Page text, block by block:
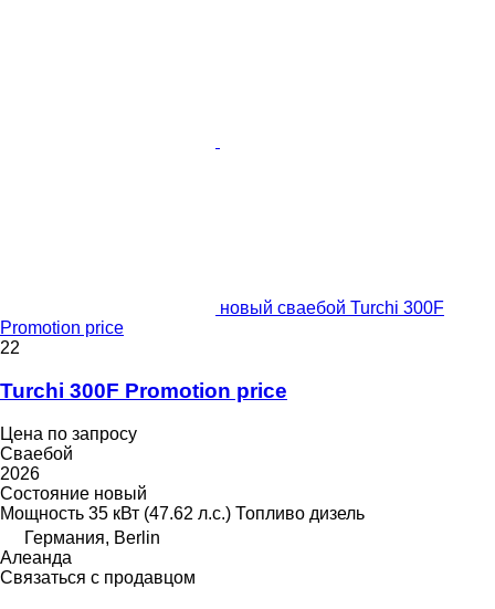
новый сваебой Turchi 300F
Promotion price
22
Turchi 300F Promotion price
Цена по запросу
Сваебой
2026
Состояние новый
Мощность 35 кВт (47.62 л.с.) Топливо дизель
Германия, Berlin
Алеанда
Связаться с продавцом